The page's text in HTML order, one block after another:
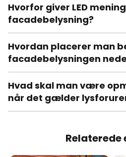
Hvorfor giver LED
facadebelysning?
Hvordan placerer man
facadebelysningen
Hvad skal man være
når det gælder
Relaterede